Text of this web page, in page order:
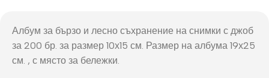
Албум за бързо и лесно съхранение на снимки с джоб
за 200 бр. за размер 10х15 см. Размер на албума 19х25
см. , с място за бележки.